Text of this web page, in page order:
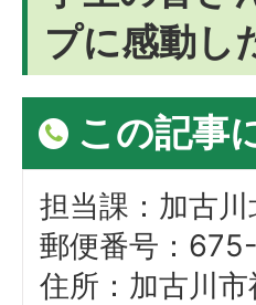
プに感動し
この記事
担当課：加古
郵便番号：
住所：加古川